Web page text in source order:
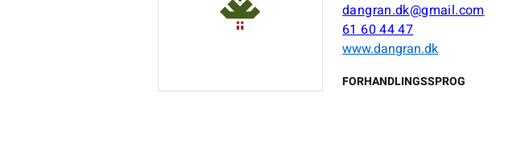
dangran.dk@gmail.com
61 60 44 47
www.dangran.dk
FORHANDLINGSSPROG